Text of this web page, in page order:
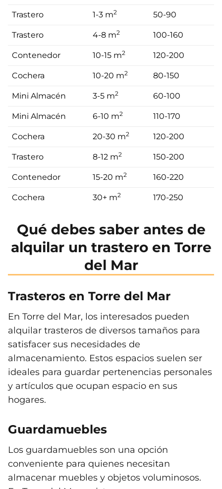
Trastero 1-3 m2 50-90
Trastero 4-8 m2 100-160
Contenedor 10-15 m2 120-200
Cochera 10-20 m2 80-150
Mini Almacén 3-5 m2 60-100
Mini Almacén 6-10 m2 110-170
Cochera 20-30 m2 120-200
Trastero 8-12 m2 150-200
Contenedor 15-20 m2 160-220
Cochera 30+ m2 170-250
Qué debes saber antes de
alquilar un trastero en Torre
del Mar
Trasteros en Torre del Mar
En Torre del Mar, los interesados pueden
alquilar trasteros de diversos tamaños para
satisfacer sus necesidades de
almacenamiento. Estos espacios suelen ser
ideales para guardar pertenencias personales
y artículos que ocupan espacio en sus
hogares.
Guardamuebles
Los guardamuebles son una opción
conveniente para quienes necesitan
almacenar muebles y objetos voluminosos.